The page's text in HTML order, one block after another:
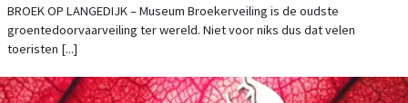
BROEK OP LANGEDIJK – Museum Broekerveiling is de oudste
groentedoorvaarveiling ter wereld. Niet voor niks dus dat velen
toeristen [...]